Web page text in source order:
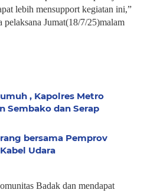
lebih mensupport kegiatan ini,”
Jumat(18/7/25)malam
, Kapolres Metro
Sembako dan Serap
bersama Pemprov
Udara
Badak dan mendapat